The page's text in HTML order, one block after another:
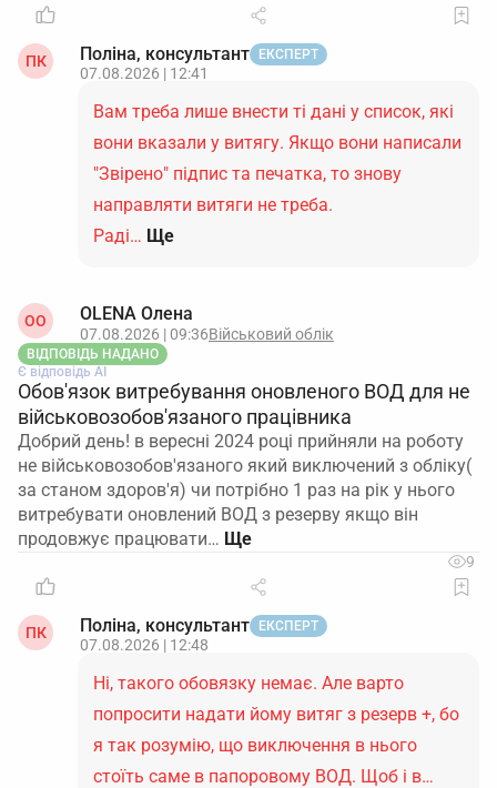
ПК Поліна, консультант ЕКСПЕРТ
07.08.2026 | 12:41
Вам треба лише внести ті дані у список, які
вони вказали у витягу. Якщо вони написали
"Звірено" підпис та печатка, то знову
направляти витяги не треба.
Раді… Ще
ОO OLENA Олена
07.08.2026 | 09:36Військовий облік
ВІДПОВІДЬ НАДАНО
Є відповідь АІ
Обов'язок витребування оновленого ВОД для не
військовозобов'язаного працівника
Добрий день! в вересні 2024 році прийняли на роботу
не військовозобов'язаного який виключений з обліку(
за станом здоров'я) чи потрібно 1 раз на рік у нього
витребувати оновлений ВОД з резерву якщо він
продовжує працювати…
9
ПК Поліна, консультант ЕКСПЕРТ
07.08.2026 | 12:48
Ні, такого обовязку немає. Але варто
попросити надати йому витяг з резерв +, бо
я так розумію, що виключення в нього
стоїть саме в папоровому ВОД. Щоб і в…